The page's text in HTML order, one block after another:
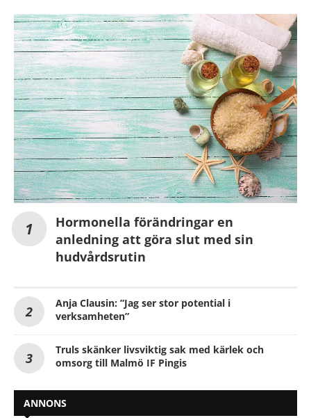
Hormonella förändringar en
anledning att göra slut med sin
hudvårdsrutin
Anja Clausin: ”Jag ser stor potential i
verksamheten”
Truls skänker livsviktig sak med kärlek och
omsorg till Malmö IF Pingis
ANNONS